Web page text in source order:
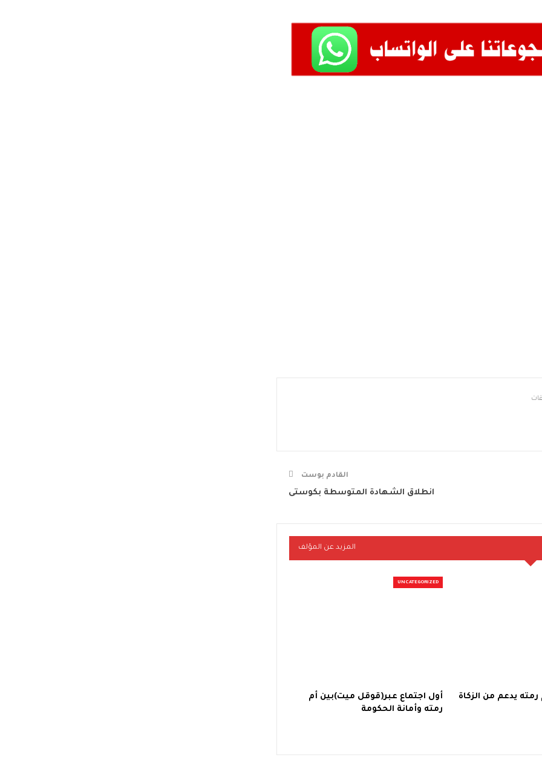
القادم بوست
انطلاق الشهادة المتوسطة بكوستى
المزيد عن المؤلف
بأم رمته يدعم من الزكاة
UNCATEGORIZED
أول اجتماع عبر(قوقل ميت)بين أم
رمته وأمانة الحكومة